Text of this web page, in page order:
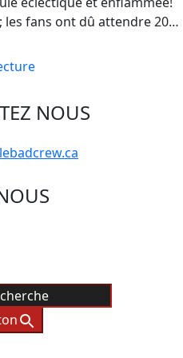
les fans ont dû attendre 20…
NOUS